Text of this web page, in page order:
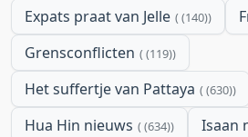
Expats praat van Jelle (140)
Grensconflicten (119)
Het suffertje van Pattaya (630)
Hua Hin nieuws (634) Isaan